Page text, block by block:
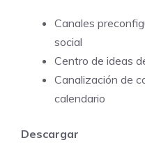
Canales
social
Centro de ideas
Canalización de
calendario
Descargar